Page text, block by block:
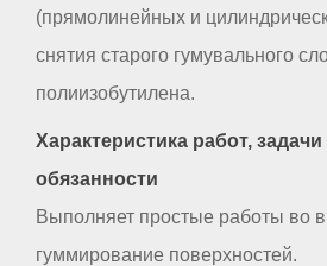
(прямолинейных и
снятия старого гумувального
полиизобутилена.
Характеристика работ,
обязанности
Выполняет простые работы во
гуммирование поверхностей.